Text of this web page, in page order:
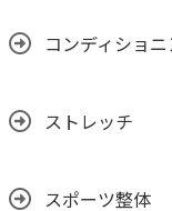
コンディショ
ストレッチ
スポーツ整体